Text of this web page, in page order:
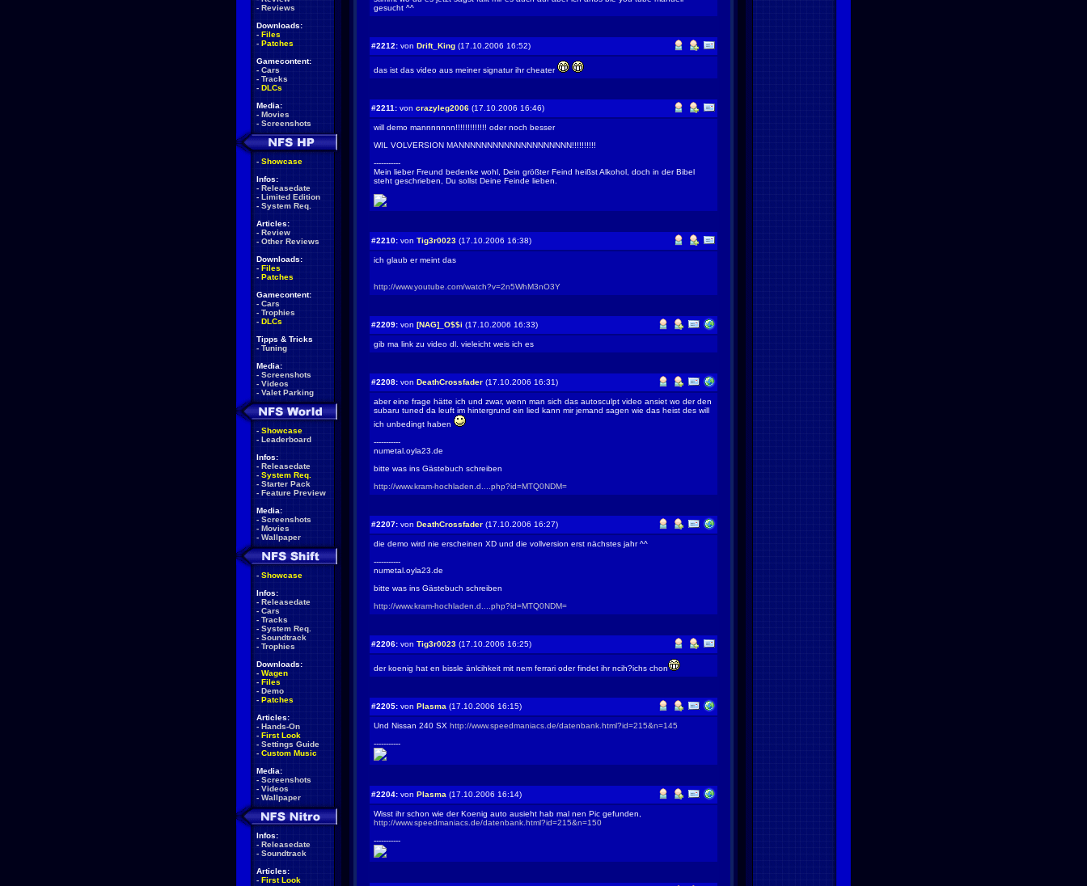
- Reviews
Downloads:
- Files
- Patches
Gamecontent:
- Cars
- Tracks
- DLCs
Media:
- Movies
- Screenshots
- Showcase
Infos:
- Releasedate
- Limited Edition
- System Req.
Articles:
- Review
- Other Reviews
Downloads:
- Files
- Patches
Gamecontent:
- Cars
- Trophies
- DLCs
Tipps & Tricks
- Tuning
Media:
- Screenshots
- Videos
- Valet Parking
- Showcase
- Leaderboard
Infos:
- Releasedate
- System Req.
- Starter Pack
- Feature Preview
Media:
- Screenshots
- Movies
- Wallpaper
- Showcase
Infos:
- Releasedate
- Cars
- Tracks
- System Req.
- Soundtrack
- Trophies
Downloads:
- Wagen
- Files
- Demo
- Patches
Articles:
- Hands-On
- First Look
- Settings Guide
- Custom Music
Media:
- Screenshots
- Videos
- Wallpaper
Infos:
- Releasedate
- Soundtrack
Articles:
- First Look
gesucht ^^
#2212: von Drift_King (17.10.2006 16:52)
das ist das video aus meiner signatur ihr cheater
#2211: von crazyleg2006 (17.10.2006 16:46)
will demo mannnnnnn!!!!!!!!!!!!! oder noch besser
WIL VOLVERSION MANNNNNNNNNNNNNNNNNNNN!!!!!!!!!!
-----------
Mein lieber Freund bedenke wohl, Dein größter Feind heißst Alkohol, doch in der Bibel
steht geschrieben, Du sollst Deine Feinde lieben.
#2210: von Tig3r0023 (17.10.2006 16:38)
ich glaub er meint das
http://www.youtube.com/watch?v=2n5WhM3nO3Y
#2209: von [NAG]_O$$i (17.10.2006 16:33)
gib ma link zu video dl. vieleicht weis ich es
#2208: von DeathCrossfader (17.10.2006 16:31)
aber eine frage hätte ich und zwar, wenn man sich das autosculpt video ansiet wo der den
subaru tuned da leuft im hintergrund ein lied kann mir jemand sagen wie das heist des will
ich unbedingt haben
-----------
numetal.oyla23.de
bitte was ins Gästebuch schreiben
http://www.kram-hochladen.d....php?id=MTQ0NDM=
#2207: von DeathCrossfader (17.10.2006 16:27)
die demo wird nie erscheinen XD und die vollversion erst nächstes jahr ^^
-----------
numetal.oyla23.de
bitte was ins Gästebuch schreiben
http://www.kram-hochladen.d....php?id=MTQ0NDM=
#2206: von Tig3r0023 (17.10.2006 16:25)
der koenig hat en bissle änlcihkeit mit nem ferrari oder findet ihr ncih?ichs chon
#2205: von Plasma (17.10.2006 16:15)
Und Nissan 240 SX http://www.speedmaniacs.de/datenbank.html?id=215&n=145
-----------
#2204: von Plasma (17.10.2006 16:14)
Wisst ihr schon wie der Koenig auto ausieht hab mal nen Pic gefunden,
http://www.speedmaniacs.de/datenbank.html?id=215&n=150
-----------